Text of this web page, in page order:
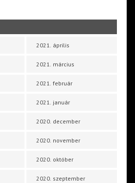
2021. április
2021. március
2021. február
2021. január
2020. december
2020. november
2020. október
2020. szeptember